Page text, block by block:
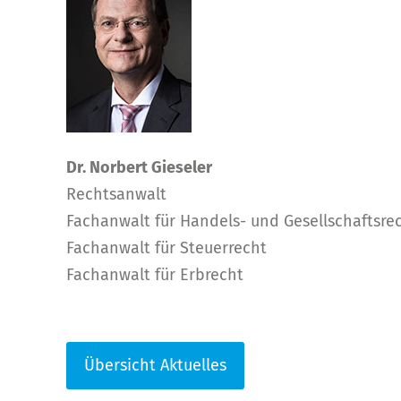
Dr. Norbert Gieseler
Rechtsanwalt
Fachanwalt für Handels- und
Fachanwalt für Steuerrecht
Fachanwalt für Erbrecht
Übersicht Aktuelles